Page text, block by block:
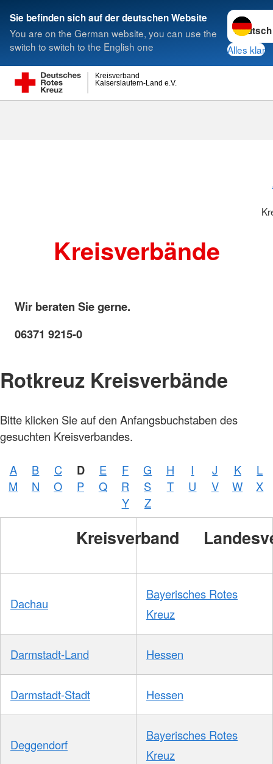
Sie befinden sich auf der deutschen Website
You are on the German website, you can use the
switch to switch to the English one
Sprache
Alles klar
Kaiserslautern-Land e.V.
Kreisverband
Suche
Kreisverbände
Wir beraten Sie gerne.
06371 9215-0
Rotkreuz Kreisverbände
Bitte klicken Sie auf den Anfangsbuchstaben des
gesuchten Kreisverbandes.
A B C D E F G H I J K
L
M
N O P Q R S T U V W
X
Y
Z
Kreisverband
Dachau
Bayerisches Rotes
Kreuz
Darmstadt-Land Hessen
Darmstadt-Stadt Hessen
Deggendorf
Bayerisches Rotes
Kreuz